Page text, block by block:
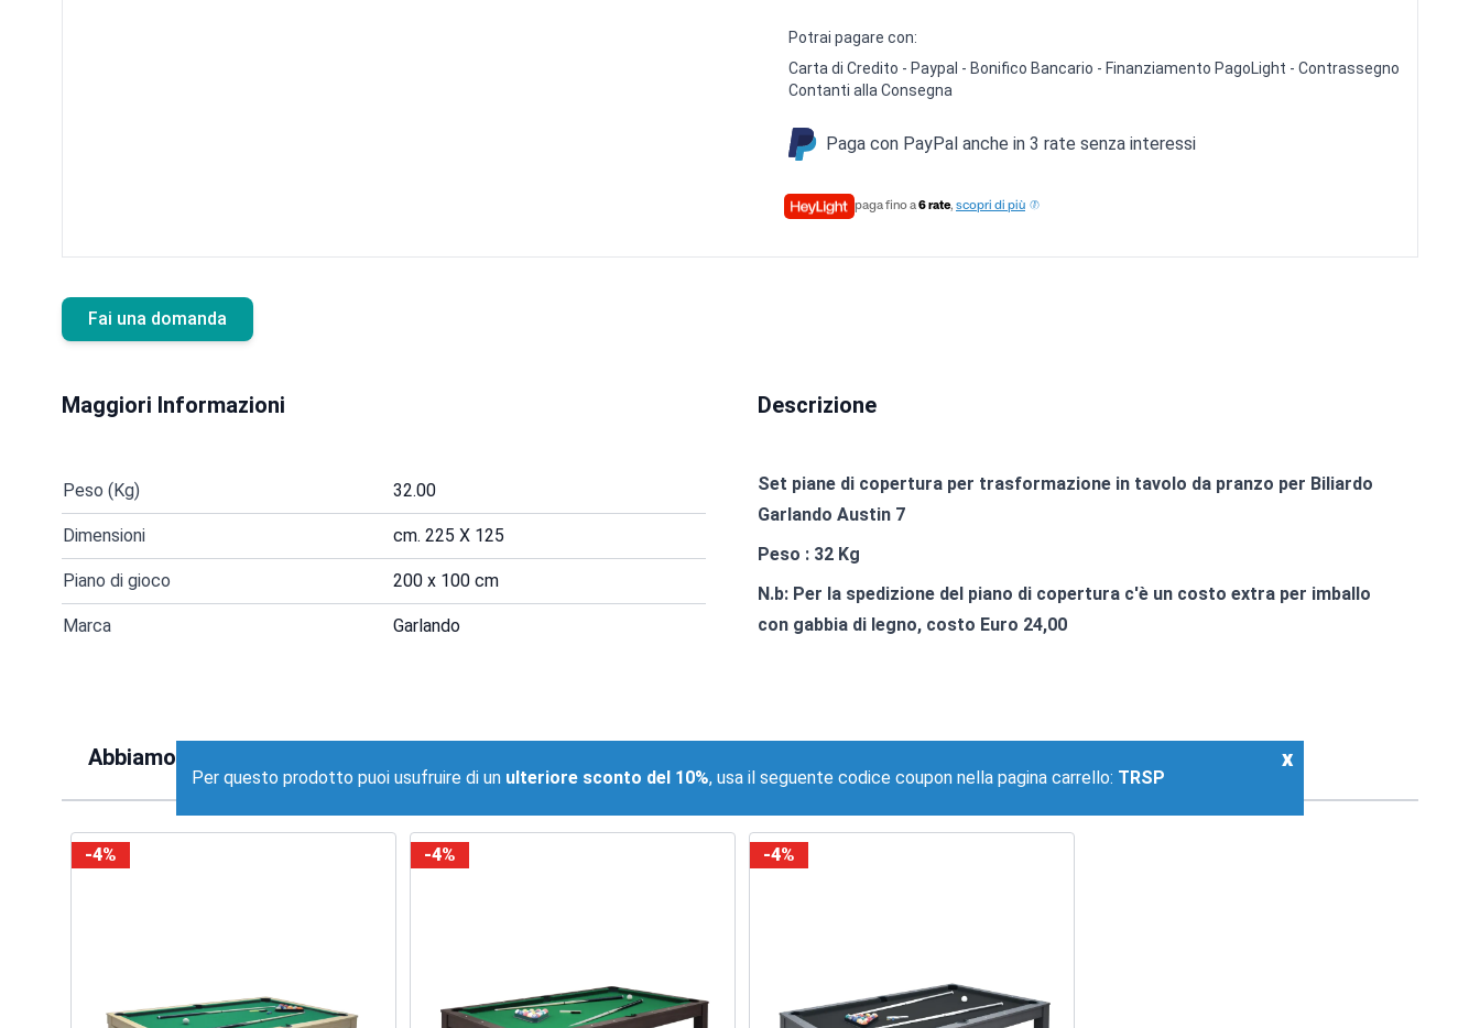
Potrai pagare con:
Carta di Credito - Paypal - Bonifico Bancario - Finanziamento PagoLight - Contrassegno
Contanti alla Consegna
Paga con PayPal anche in 3 rate senza interessi
paga fino a6 rate, scopri di più
Fai una domanda
Maggiori Informazioni
Peso (Kg) 32.00
Dimensioni cm. 225 X 125
Piano di gioco 200 x 100 cm
Marca Garlando
Descrizione
Set piane di copertura per trasformazione in tavolo da pranzo per Biliardo
Garlando Austin 7
Peso : 32 Kg
N.b: Per la spedizione del piano di copertura c'è un costo extra per imballo
con gabbia di legno, costo Euro 24,00
Abbiamo trovato altri prodotti che ti potrebbero interessare!
-4% -4% -4%
Per questo prodotto puoi usufruire di un ulteriore sconto del 10%, usa il seguente codice coupon nella pagina carrello: TRSP
x